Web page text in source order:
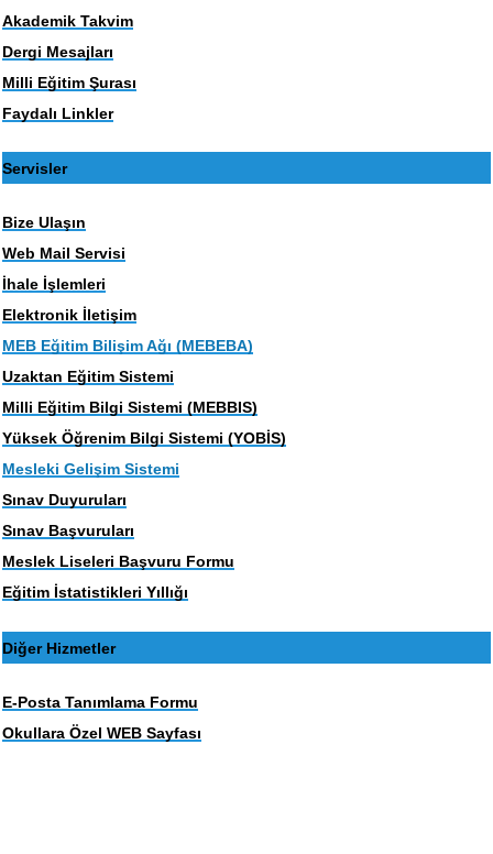
Akademik Takvim
Dergi Mesajları
Milli Eğitim Şurası
Faydalı Linkler
Servisler
Bize Ulaşın
Web Mail Servisi
İhale İşlemleri
Elektronik İletişim
MEB Eğitim Bilişim Ağı (MEBEBA)
Uzaktan Eğitim Sistemi
Milli Eğitim Bilgi Sistemi (MEBBIS)
Yüksek Öğrenim Bilgi Sistemi (YOBİS)
Mesleki Gelişim Sistemi
Sınav Duyuruları
Sınav Başvuruları
Meslek Liseleri Başvuru Formu
Eğitim İstatistikleri Yıllığı
Diğer Hizmetler
E-Posta Tanımlama Formu
Okullara Özel WEB Sayfası